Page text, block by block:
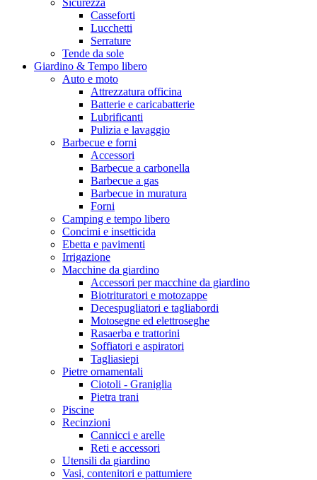
Sicurezza
Casseforti
Lucchetti
Serrature
Tende da sole
Giardino & Tempo libero
Auto e moto
Attrezzatura officina
Batterie e caricabatterie
Lubrificanti
Pulizia e lavaggio
Barbecue e forni
Accessori
Barbecue a carbonella
Barbecue a gas
Barbecue in muratura
Forni
Camping e tempo libero
Concimi e insetticida
Ebetta e pavimenti
Irrigazione
Macchine da giardino
Accessori per macchine da giardino
Biotrituratori e motozappe
Decespugliatori e tagliabordi
Motosegne ed elettroseghe
Rasaerba e trattorini
Soffiatori e aspiratori
Tagliasiepi
Pietre ornamentali
Ciotoli - Graniglia
Pietra trani
Piscine
Recinzioni
Cannicci e arelle
Reti e accessori
Utensili da giardino
Vasi, contenitori e pattumiere